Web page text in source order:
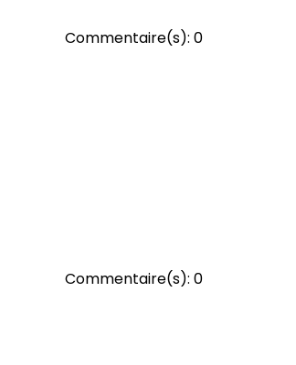
Commentaire(s): 0
Commentaire(s): 0